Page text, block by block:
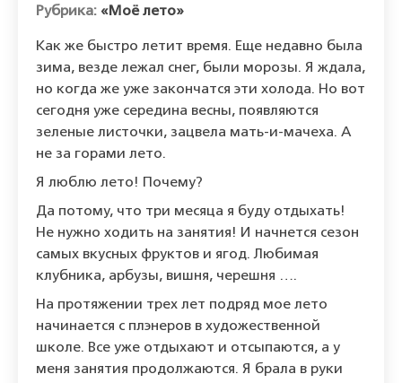
«Моё лето»
Как же быстро летит время. Еще недавно была
зима, везде лежал снег, были морозы. Я ждала,
но когда же уже закончатся эти холода. Но вот
сегодня уже середина весны, появляются
зеленые листочки, зацвела мать-и-мачеха. А
не за горами лето.
Я люблю лето! Почему?
Да потому, что три месяца я буду отдыхать!
Не нужно ходить на занятия! И начнется сезон
самых вкусных фруктов и ягод. Любимая
клубника, арбузы, вишня, черешня ….
На протяжении трех лет подряд мое лето
начинается с плэнеров в художественной
школе. Все уже отдыхают и отсыпаются, а у
меня занятия продолжаются. Я брала в руки